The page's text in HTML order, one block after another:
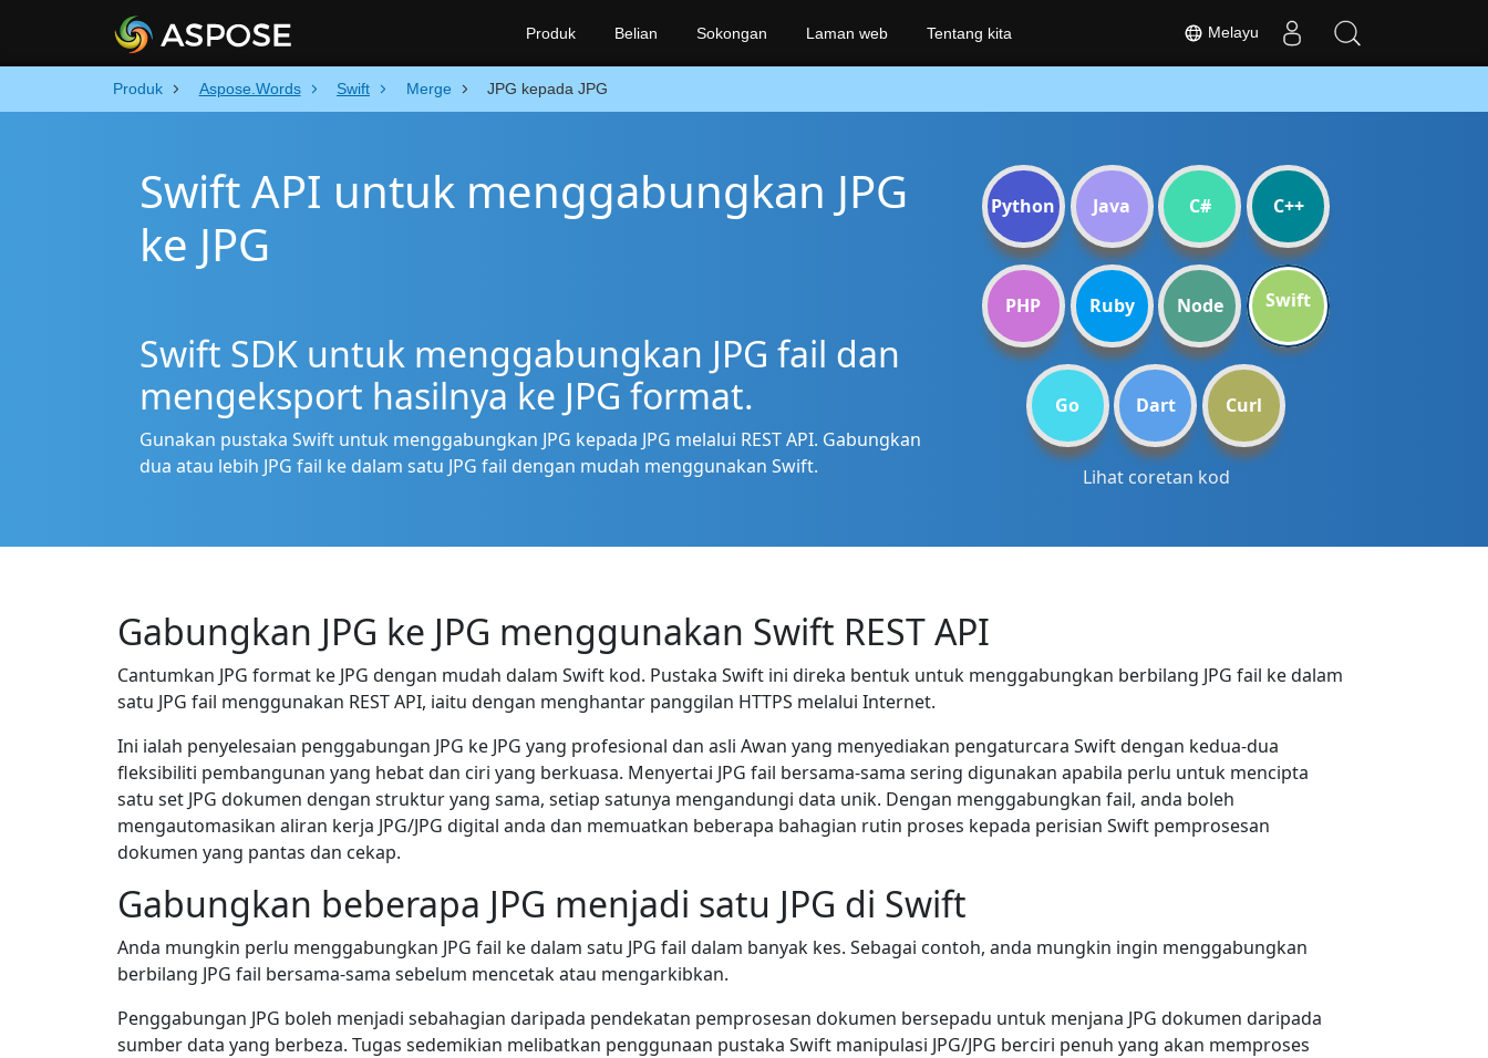
Produk Aspose.Words Swift Merge JPG kepada JPG
Swift API untuk menggabungkan JPG
ke JPG
Swift SDK untuk menggabungkan JPG fail dan
mengeksport hasilnya ke JPG format.
Gunakan pustaka Swift untuk menggabungkan JPG kepada JPG melalui REST API. Gabungkan
dua atau lebih JPG fail ke dalam satu JPG fail dengan mudah menggunakan Swift.
Python Java C# C++
PHP Ruby Node Swift
Go Dart Curl
Lihat coretan kod
Gabungkan JPG ke JPG menggunakan Swift REST API
Cantumkan JPG format ke JPG dengan mudah dalam Swift kod. Pustaka Swift ini direka bentuk untuk menggabungkan berbilang JPG fail ke dalam
satu JPG fail menggunakan REST API, iaitu dengan menghantar panggilan HTTPS melalui Internet.
Ini ialah penyelesaian penggabungan JPG ke JPG yang profesional dan asli Awan yang menyediakan pengaturcara Swift dengan kedua-dua
fleksibiliti pembangunan yang hebat dan ciri yang berkuasa. Menyertai JPG fail bersama-sama sering digunakan apabila perlu untuk mencipta
satu set JPG dokumen dengan struktur yang sama, setiap satunya mengandungi data unik. Dengan menggabungkan fail, anda boleh
mengautomasikan aliran kerja JPG/JPG digital anda dan memuatkan beberapa bahagian rutin proses kepada perisian Swift pemprosesan
dokumen yang pantas dan cekap.
Gabungkan beberapa JPG menjadi satu JPG di Swift
Anda mungkin perlu menggabungkan JPG fail ke dalam satu JPG fail dalam banyak kes. Sebagai contoh, anda mungkin ingin menggabungkan
berbilang JPG fail bersama-sama sebelum mencetak atau mengarkibkan.
Penggabungan JPG boleh menjadi sebahagian daripada pendekatan pemprosesan dokumen bersepadu untuk menjana JPG dokumen daripada
sumber data yang berbeza. Tugas sedemikian melibatkan penggunaan pustaka Swift manipulasi JPG/JPG berciri penuh yang akan memproses
Melayu
Produk Belian Sokongan Laman web Tentang kita